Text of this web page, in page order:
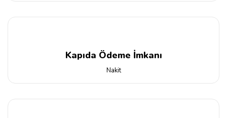
Kapıda Ödeme İmkanı
Nakit